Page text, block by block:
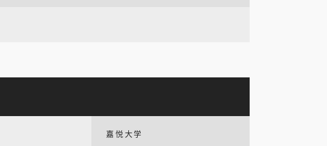
嘉悦大学